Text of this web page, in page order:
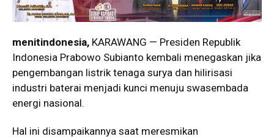
menitindonesia, KARAWANG — Presiden Republik
Indonesia Prabowo Subianto kembali menegaskan jika
pengembangan listrik tenaga surya dan hilirisasi
industri baterai menjadi kunci menuju swasembada
energi nasional.
Hal ini disampaikannya saat meresmikan